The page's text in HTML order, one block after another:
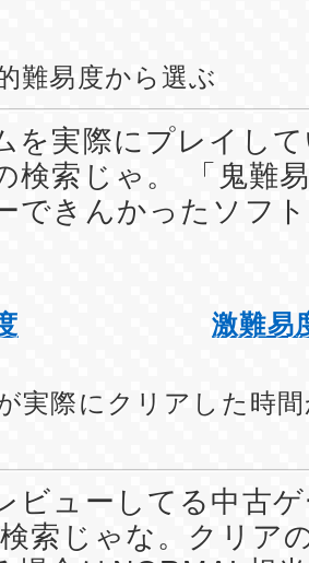
難易度から選ぶ
を実際にプレイし
検索じゃ。 「鬼難
できんかったソフ
激難易
実際にクリアした時
ビューしてる中古
索じゃな。クリア